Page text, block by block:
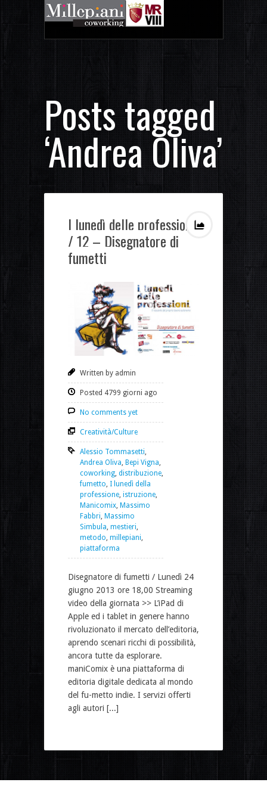
Posts tagged
‘Andrea Oliva’
I lunedì delle professioni
/ 12 – Disegnatore di
fumetti
Written by admin
Posted 4799 giorni ago
No comments yet
Creatività/Culture
Alessio Tommasetti
Andrea Oliva Bepi Vigna
coworking distribuzione
fumetto I lunedì della
professione istruzione
Manicomix Massimo
Fabbri Massimo
Simbula mestieri
metodo millepiani
piattaforma
Disegnatore di fumetti / Lunedì 24
giugno 2013 ore 18,00 Streaming
video della giornata >> L’iPad di
Apple ed i tablet in genere hanno
rivoluzionato il mercato dell’editoria,
aprendo scenari ricchi di possibilità,
ancora tutte da esplorare.
maniComix è una piattaforma di
editoria digitale dedicata al mondo
del fu-metto indie. I servizi offerti
agli autori [...]